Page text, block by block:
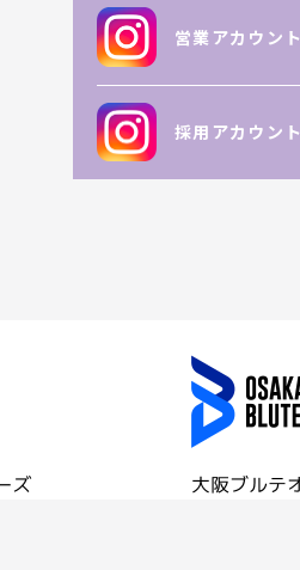
営業アカウント
採用アカウント